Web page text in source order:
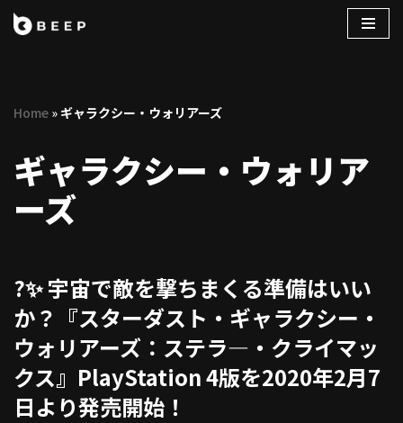
ン
へ
ス
Home » ギャラクシー・ウォリアーズ
ギャラクシー・ウォリア
ーズ
?✨ 宇宙で敵を撃ちまくる準備はいい
か？『スターダスト・ギャラクシー・
ウォリアーズ：ステラ―・クライマッ
クス』PlayStation 4版を2020年2月7
日より発売開始！